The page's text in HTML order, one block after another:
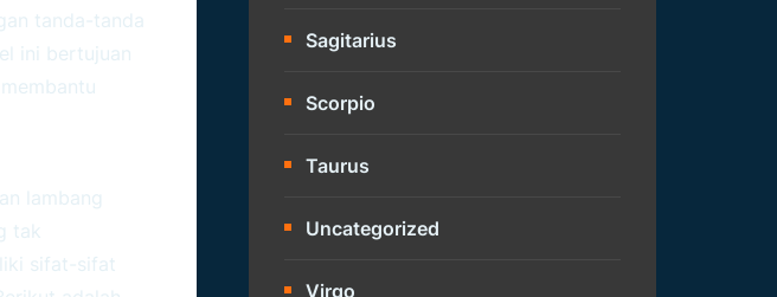
tanda-tanda
ini bertujuan
lambang
tak
sifat-sifat
Sagitarius
Scorpio
Taurus
Uncategorized
Virgo